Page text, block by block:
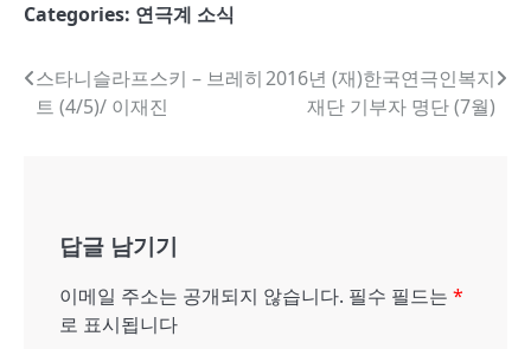
Categories: 연극계 소식
글
내
스타니슬라프스키 – 브레히
트 (4/5)/ 이재진
2016년 (재)한국연극인복지
재단 기부자 명단 (7월)
답글 남기기
이메일 주소는 공개되지 않습니다. 필수 필드는 *
로 표시됩니다